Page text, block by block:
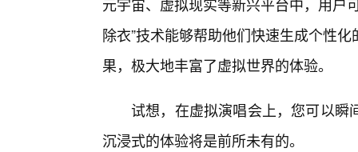
除衣”技术能够帮助他们快速生成个性
果，极大地丰富了虚拟世界的体验。
试想，在虚拟演唱会上，您可以瞬
沉浸式的体验将是前所未有的。